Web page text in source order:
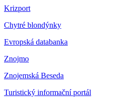
Krizport
Chytré blondýnky
Evropská databanka
Znojmo
Znojemská Beseda
Turistický informační portál